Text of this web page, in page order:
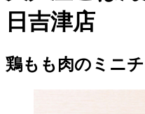
日吉津店
鶏もも肉のミニ